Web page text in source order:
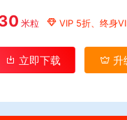
米粒 VIP 5折、终身
立即下载 升